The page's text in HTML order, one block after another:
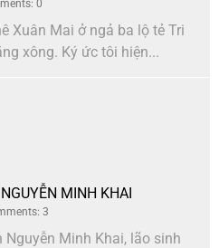
0
Xuân Mai ở ngả ba lộ tẻ Tri
xông. Ký ức tôi hiện...
MINH KHAI
3
Minh Khai, lão sinh